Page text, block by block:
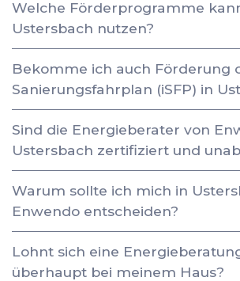
Welche Förderprogramme
Ustersbach nutzen?
Bekomme ich auch Förderung
Sanierungsfahrplan (iSFP) in
Sind die Energieberater von
Ustersbach zertifiziert und
Warum sollte ich mich in
Enwendo entscheiden?
Lohnt sich eine
überhaupt bei meinem Haus?